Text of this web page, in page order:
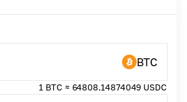
BTC
1 BTC ≈ 64808.14874049 USDC